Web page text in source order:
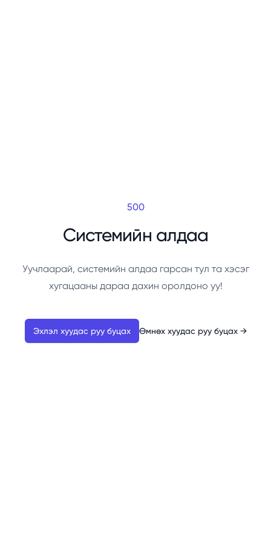
500
Системийн алдаа
Уучлаарай, системийн алдаа гарсан тул та хэсэг
хугацааны дараа дахин оролдоно уу!
Эхлэл хуудас руу буцах Өмнөх хуудас руу буцах →